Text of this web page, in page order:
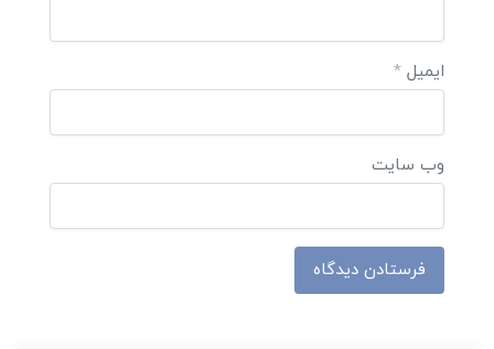
ایمیل *
وب‌ سایت